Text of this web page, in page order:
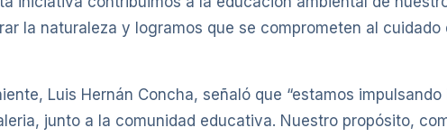
la naturaleza y logramos que se comprometen al cuidado
Luis Hernán Concha, señaló que “estamos
junto a la comunidad educativa. Nuestro propósito,